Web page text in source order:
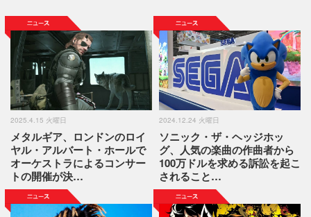
2025.4.15 火曜日
メタルギア、ロンドンのロイ
ヤル・アルバート・ホールで
オーケストラによるコンサー
トの開催が決…
2024.12.24 火曜日
ソニック・ザ・ヘッジホッ
グ、人気の楽曲の作曲者から
100万ドルを求める訴訟を起こ
されること…